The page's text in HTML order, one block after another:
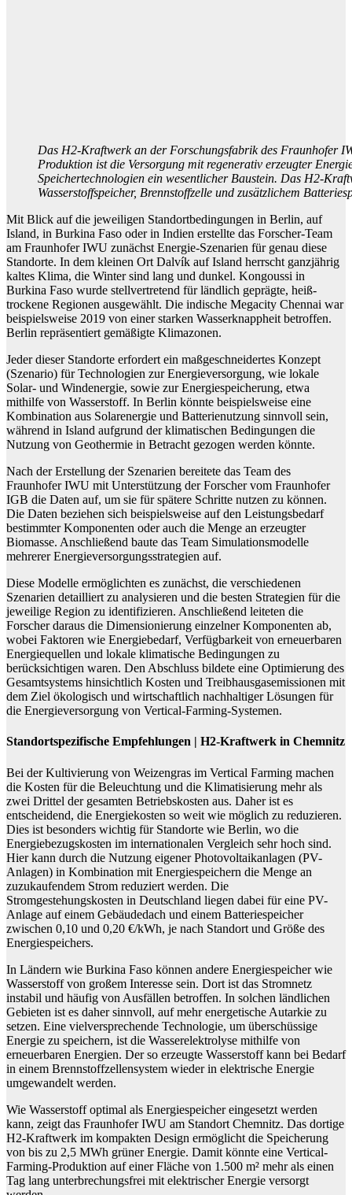
Das H2-Kraftwerk an der Forschungsfabrik des Fraunhofer
Produktion ist die Versorgung mit regenerativ erzeugter
Speichertechnologien ein wesentlicher Baustein. Das H2-
Wasserstoffspeicher, Brennstoffzelle und zusätzlichem
Mit Blick auf die jeweiligen Standortbedingungen in Berlin, auf
Island, in Burkina Faso oder in Indien erstellte das Forscher-Team
am Fraunhofer IWU zunächst Energie-Szenarien für genau diese
Standorte. In dem kleinen Ort Dalvík auf Island herrscht ganzjährig
kaltes Klima, die Winter sind lang und dunkel. Kongoussi in
Burkina Faso wurde stellvertretend für ländlich geprägte, heiß-
trockene Regionen ausgewählt. Die indische Megacity Chennai war
beispielsweise 2019 von einer starken Wasserknappheit betroffen.
Berlin repräsentiert gemäßigte Klimazonen.
Jeder dieser Standorte erfordert ein maßgeschneidertes Konzept
(Szenario) für Technologien zur Energieversorgung, wie lokale
Solar- und Windenergie, sowie zur Energiespeicherung, etwa
mithilfe von Wasserstoff. In Berlin könnte beispielsweise eine
Kombination aus Solarenergie und Batterienutzung sinnvoll sein,
während in Island aufgrund der klimatischen Bedingungen die
Nutzung von Geothermie in Betracht gezogen werden könnte.
Nach der Erstellung der Szenarien bereitete das Team des
Fraunhofer IWU mit Unterstützung der Forscher vom Fraunhofer
IGB die Daten auf, um sie für spätere Schritte nutzen zu können.
Die Daten beziehen sich beispielsweise auf den Leistungsbedarf
bestimmter Komponenten oder auch die Menge an erzeugter
Biomasse. Anschließend baute das Team Simulationsmodelle
mehrerer Energieversorgungsstrategien auf.
Diese Modelle ermöglichten es zunächst, die verschiedenen
Szenarien detailliert zu analysieren und die besten Strategien für die
jeweilige Region zu identifizieren. Anschließend leiteten die
Forscher daraus die Dimensionierung einzelner Komponenten ab,
wobei Faktoren wie Energiebedarf, Verfügbarkeit von erneuerbaren
Energiequellen und lokale klimatische Bedingungen zu
berücksichtigen waren. Den Abschluss bildete eine Optimierung des
Gesamtsystems hinsichtlich Kosten und Treibhausgasemissionen mit
dem Ziel ökologisch und wirtschaftlich nachhaltiger Lösungen für
die Energieversorgung von Vertical-Farming-Systemen.
Standortspezifische Empfehlungen | H2-Kraftwerk in Chemnitz
Bei der Kultivierung von Weizengras im Vertical Farming machen
die Kosten für die Beleuchtung und die Klimatisierung mehr als
zwei Drittel der gesamten Betriebskosten aus. Daher ist es
entscheidend, die Energiekosten so weit wie möglich zu reduzieren.
Dies ist besonders wichtig für Standorte wie Berlin, wo die
Energiebezugskosten im internationalen Vergleich sehr hoch sind.
Hier kann durch die Nutzung eigener Photovoltaikanlagen (PV-
Anlagen) in Kombination mit Energiespeichern die Menge an
zuzukaufendem Strom reduziert werden. Die
Stromgestehungskosten in Deutschland liegen dabei für eine PV-
Anlage auf einem Gebäudedach und einem Batteriespeicher
zwischen 0,10 und 0,20 €/kWh, je nach Standort und Größe des
Energiespeichers.
In Ländern wie Burkina Faso können andere Energiespeicher wie
Wasserstoff von großem Interesse sein. Dort ist das Stromnetz
instabil und häufig von Ausfällen betroffen. In solchen ländlichen
Gebieten ist es daher sinnvoll, auf mehr energetische Autarkie zu
setzen. Eine vielversprechende Technologie, um überschüssige
Energie zu speichern, ist die Wasserelektrolyse mithilfe von
erneuerbaren Energien. Der so erzeugte Wasserstoff kann bei Bedarf
in einem Brennstoffzellensystem wieder in elektrische Energie
umgewandelt werden.
Wie Wasserstoff optimal als Energiespeicher eingesetzt werden
kann, zeigt das Fraunhofer IWU am Standort Chemnitz. Das dortige
H2-Kraftwerk im kompakten Design ermöglicht die Speicherung
von bis zu 2,5 MWh grüner Energie. Damit könnte eine Vertical-
Farming-Produktion auf einer Fläche von 1.500 m² mehr als einen
Tag lang unterbrechungsfrei mit elektrischer Energie versorgt